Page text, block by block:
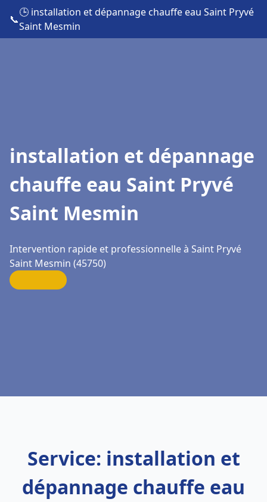
📞
🕒 installation et dépannage chauffe eau Saint Pryvé
Saint Mesmin
installation et dépannage
chauffe eau Saint Pryvé
Saint Mesmin
Intervention rapide et professionnelle à Saint Pryvé
Saint Mesmin (45750)
Service: installation et
dépannage chauffe eau